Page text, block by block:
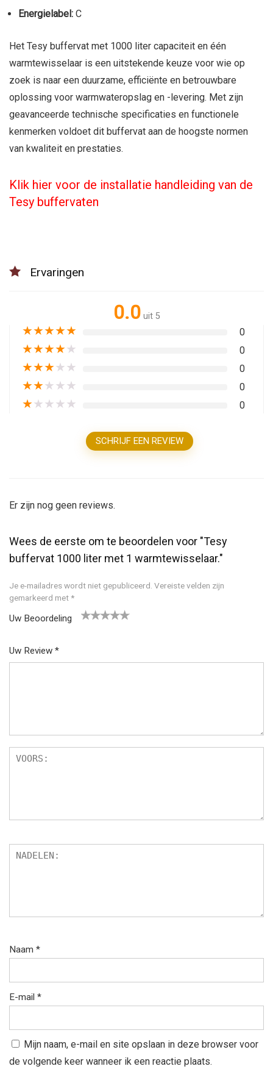
Energielabel: C
Het Tesy buffervat met 1000 liter capaciteit en één
warmtewisselaar is een uitstekende keuze voor wie op
zoek is naar een duurzame, efficiënte en betrouwbare
oplossing voor warmwateropslag en -levering. Met zijn
geavanceerde technische specificaties en functionele
kenmerken voldoet dit buffervat aan de hoogste normen
van kwaliteit en prestaties.
Klik hier voor de installatie handleiding van de
Tesy buffervaten
Ervaringen
0.0 uit 5
★★★★★ 0
★★★★★ 0
★★★★★ 0
★★★★★ 0
★★★★★ 0
SCHRIJF EEN REVIEW
Er zijn nog geen reviews.
Wees de eerste om te beoordelen voor "Tesy
buffervat 1000 liter met 1 warmtewisselaar."
Je e-mailadres wordt niet gepubliceerd. Vereiste velden zijn
gemarkeerd met *
Uw Beoordeling
Uw Review *
Naam *
E-mail *
Mijn naam, e-mail en site opslaan in deze browser voor
de volgende keer wanneer ik een reactie plaats.